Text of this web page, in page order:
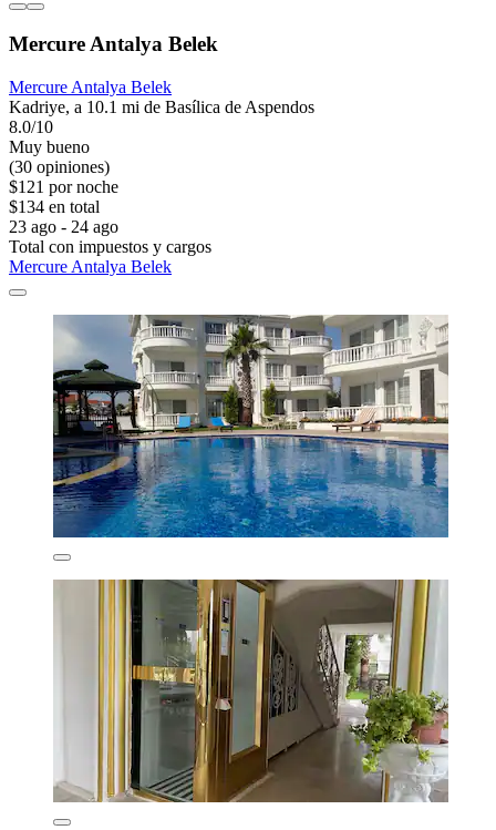
Mercure Antalya Belek
Mercure Antalya Belek
Kadriye, a 10.1 mi de Basílica de Aspendos
8.0/10
Muy bueno
(30 opiniones)
$121 por noche
$134 en total
23 ago - 24 ago
Total con impuestos y cargos
Mercure Antalya Belek